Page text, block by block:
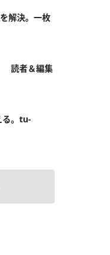
解決。一枚
読者＆編集
る。tu-